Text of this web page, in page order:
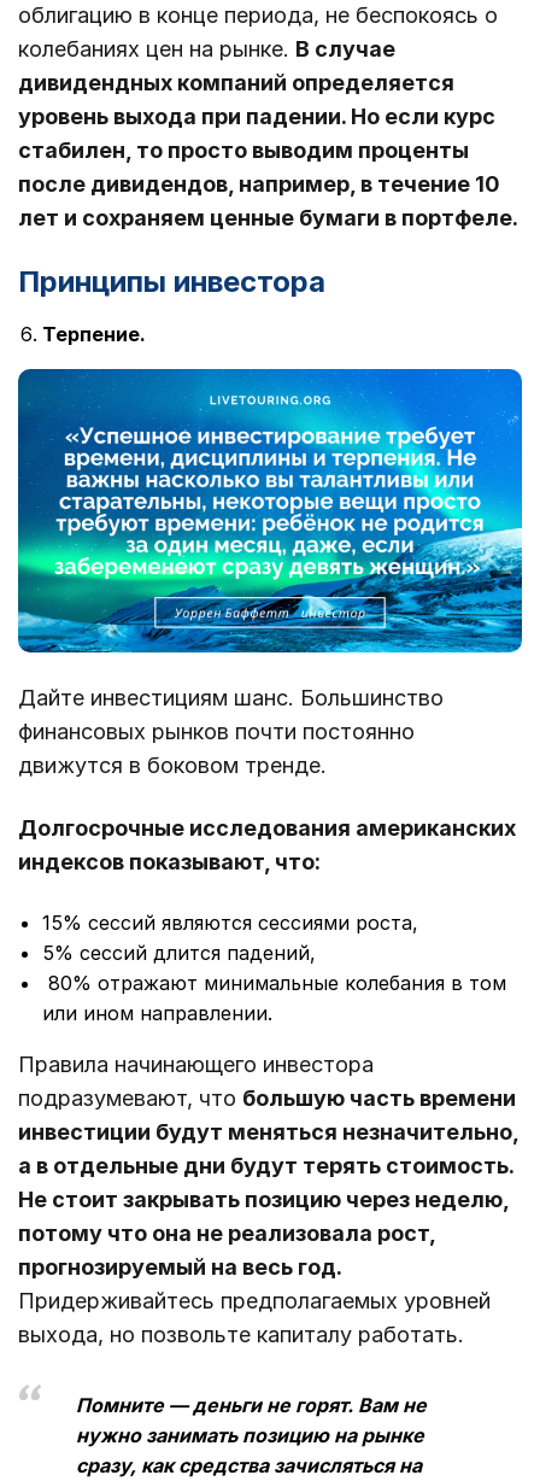
облигацию в конце периода, не беспокоясь о
колебаниях цен на рынке. В случае
дивидендных компаний определяется
уровень выхода при падении. Но если курс
стабилен, то просто выводим проценты
после дивидендов, например, в течение 10
лет и сохраняем ценные бумаги в портфеле.
Принципы инвестора
Терпение.
Дайте инвестициям шанс. Большинство
финансовых рынков почти постоянно
движутся в боковом тренде.
Долгосрочные исследования американских
индексов показывают, что:
15% сессий являются сессиями роста,
5% сессий длится падений,
80% отражают минимальные колебания в том
или ином направлении.
Правила начинающего инвестора
подразумевают, что большую часть времени
инвестиции будут меняться незначительно,
а в отдельные дни будут терять стоимость.
Не стоит закрывать позицию через неделю,
потому что она не реализовала рост,
прогнозируемый на весь год.
Придерживайтесь предполагаемых уровней
выхода, но позвольте капиталу работать.
Помните — деньги не горят. Вам не
нужно занимать позицию на рынке
сразу, как средства зачисляться на